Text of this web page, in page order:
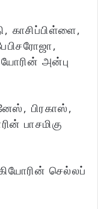
அன்பு
பிரகாஸ்,
பாசமிகு
செல்லப்